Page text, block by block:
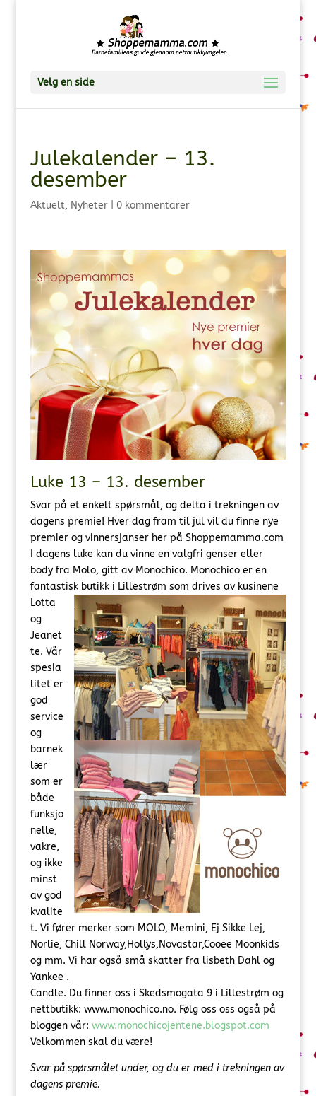
Velg en side
Julekalender – 13.
desember
Aktuelt, Nyheter| 0 kommentarer
Luke 13 – 13. desember
Svar på et enkelt spørsmål, og delta i trekningen av
dagens premie! Hver dag fram til jul vil du finne nye
premier og vinnersjanser her på Shoppemamma.com
I dagens luke kan du vinne en valgfri genser eller
body fra Molo, gitt av Monochico. Monochico er en
fantastisk butikk i Lillestrøm som drives av kusinene
Lotta
og
Jeanet
te. Vår
spesia
litet er
god
service
og
barnek
lær
som er
både
funksjo
nelle,
vakre,
og ikke
minst
av god
kvalite
t. Vi fører merker som MOLO, Memini, Ej Sikke Lej,
Norlie, Chill Norway,Hollys,Novastar,Cooee Moonkids
og mm. Vi har også små skatter fra lisbeth Dahl og
Yankee .
Candle. Du finner oss i Skedsmogata 9 i Lillestrøm og
nettbutikk: www.monochico.no. Følg oss oss også på
bloggen vår: www.monochicojentene.blogspot.com
Velkommen skal du være!
Svar på spørsmålet under, og du er med i trekningen av
dagens premie.